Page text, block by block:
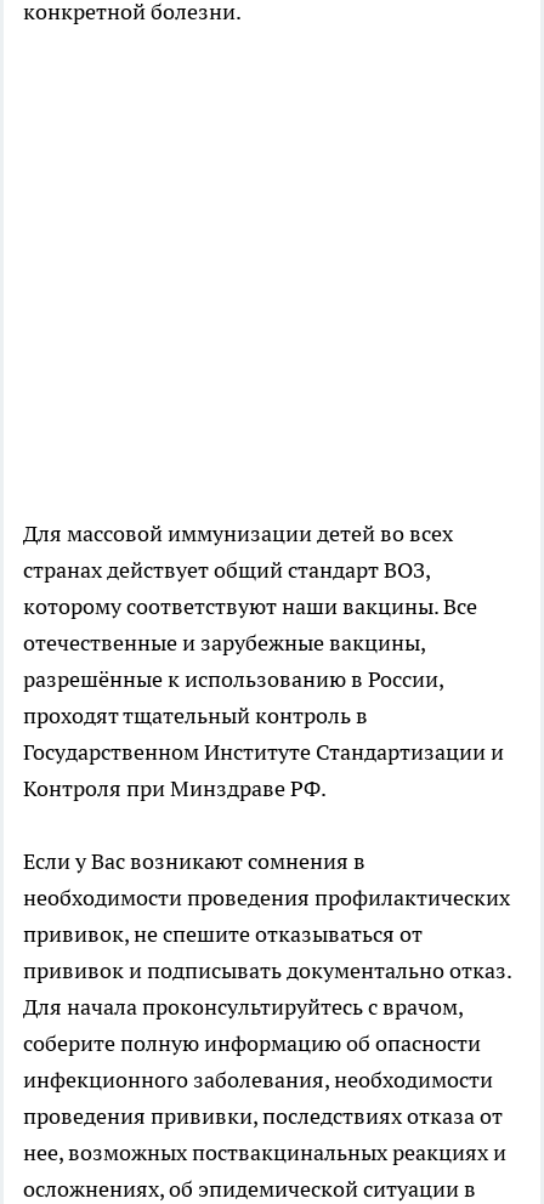
конкретной болезни.
Для массовой иммунизации детей во всех
странах действует общий стандарт ВОЗ,
которому соответствуют наши вакцины. Все
отечественные и зарубежные вакцины,
разрешённые к использованию в России,
проходят тщательный контроль в
Государственном Институте Стандартизации и
Контроля при Минздраве РФ.
Если у Вас возникают сомнения в
необходимости проведения профилактических
прививок, не спешите отказываться от
прививок и подписывать документально отказ.
Для начала проконсультируйтесь с врачом,
соберите полную информацию об опасности
инфекционного заболевания, необходимости
проведения прививки, последствиях отказа от
нее, возможных поствакцинальных реакциях и
осложнениях, об эпидемической ситуации в